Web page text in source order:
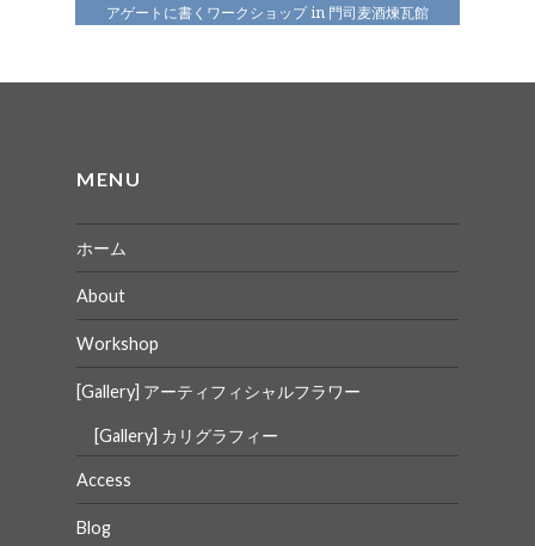
ー
アゲートに書くワークショップ in 門司麦酒煉瓦館
MENU
ホーム
About
Workshop
[Gallery] アーティフィシャルフラワー
[Gallery] カリグラフィー
Access
Blog